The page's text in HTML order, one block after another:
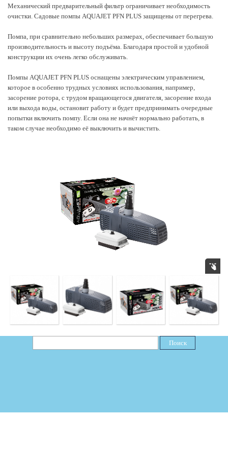
Механический предварительный фильтр ограничивает необходимость
очистки. Садовые помпы AQUAJET PFN PLUS защищены от перегрева.
Помпа, при сравнительно небольших размерах, обеспечивает большую
производительность и высоту подъёма. Благодаря простой и удобной
конструкции их очень легко обслуживать.
Помпы AQUAJET PFN PLUS оснащены электрическим управлением,
которое в особенно трудных условиях использования, например,
засорение ротора, с трудом вращающегося двигателя, засорение входа
или выхода воды, остановит работу и будет предпринимать очередные
попытки включить помпу. Если она не начнёт нормально работать, в
таком случае необходимо её выключить и вычистить.
Поиск